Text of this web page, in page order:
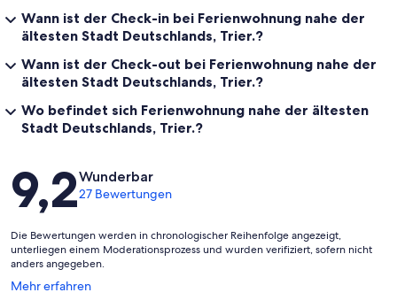
Wann ist der Check-in bei Ferienwohnung nahe der
ältesten Stadt Deutschlands, Trier.?
Wann ist der Check-out bei Ferienwohnung nahe der
ältesten Stadt Deutschlands, Trier.?
Wo befindet sich Ferienwohnung nahe der ältesten
Stadt Deutschlands, Trier.?
Bewertungen
9,2Wunderbar
27 Bewertungen
Die Bewertungen werden in chronologischer Reihenfolge angezeigt,
unterliegen einem Moderationsprozess und wurden verifiziert, sofern nicht
anders angegeben.
Mehr erfahren
Wird